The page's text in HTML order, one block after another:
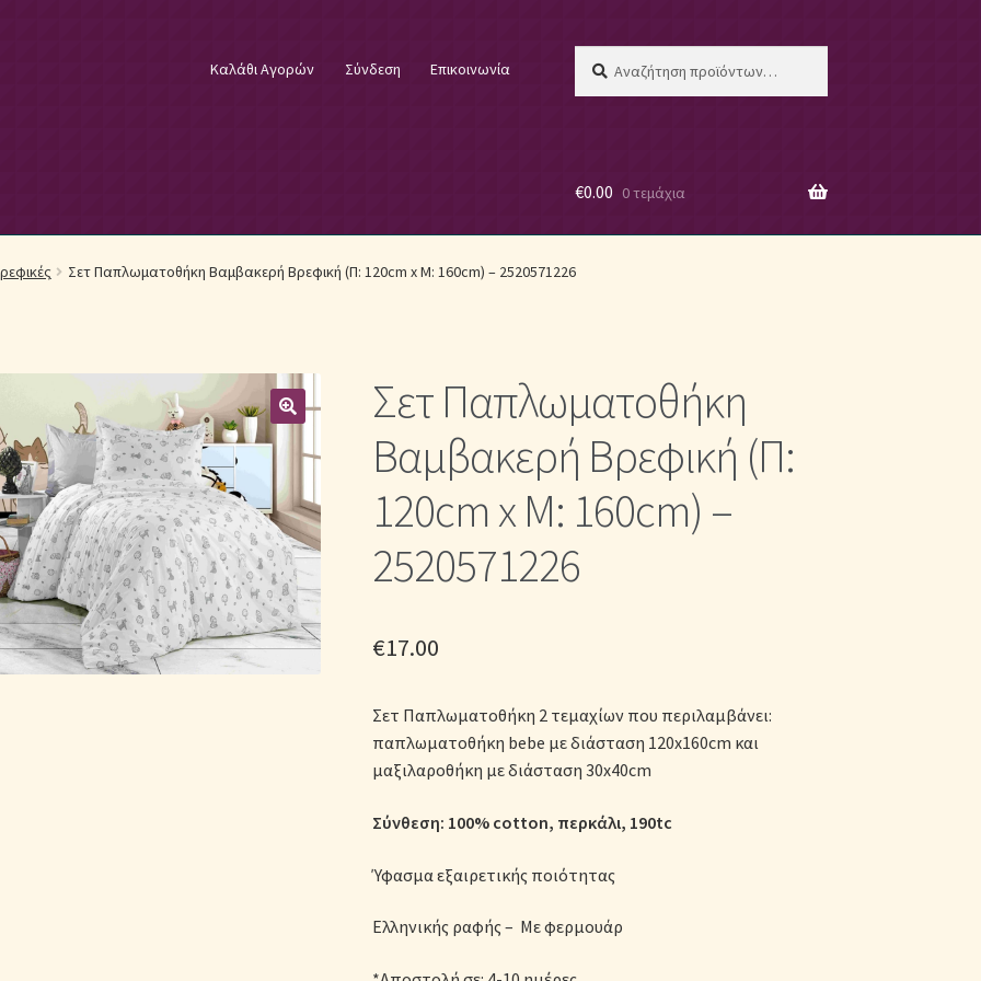
Καλάθι Αγορών Σύνδεση Επικοινωνία
για:
Λευκά Είδη Επικοινωνία Επιστροφές Προϊόντων Η εταιρία μας
Μονόχρωμα Κουβερλί με Διαχρονική Κομψότητα
Μονόχρωμα Σετ ΣεντόνιαΜονόχρωμες Παπλωματοθήκες
Λευκά ΕίδηΠαπλώματα για Ζεστασιά & Άνεση Παπλωματοθήκες
ΣετΣύνδεση
€0.00 0 τεμάχια
Σετ Παπλωματοθήκη Βαμβακερή Βρεφική (Π: 120cm x Μ: 160cm) – 2520571226
Σετ Παπλωματοθήκη
Βαμβακερή Βρεφική (Π:
120cm x Μ: 160cm) –
2520571226
€17.00
Σετ Παπλωματοθήκη 2 τεμαχίων που περιλαμβάνει:
παπλωματοθήκη bebe με διάσταση 120x160cm και
μαξιλαροθήκη με διάσταση 30x40cm
Σύνθεση: 100% cotton, περκάλι, 190tc
Ύφασμα εξαιρετικής ποιότητας
Ελληνικής ραφής – Με φερμουάρ